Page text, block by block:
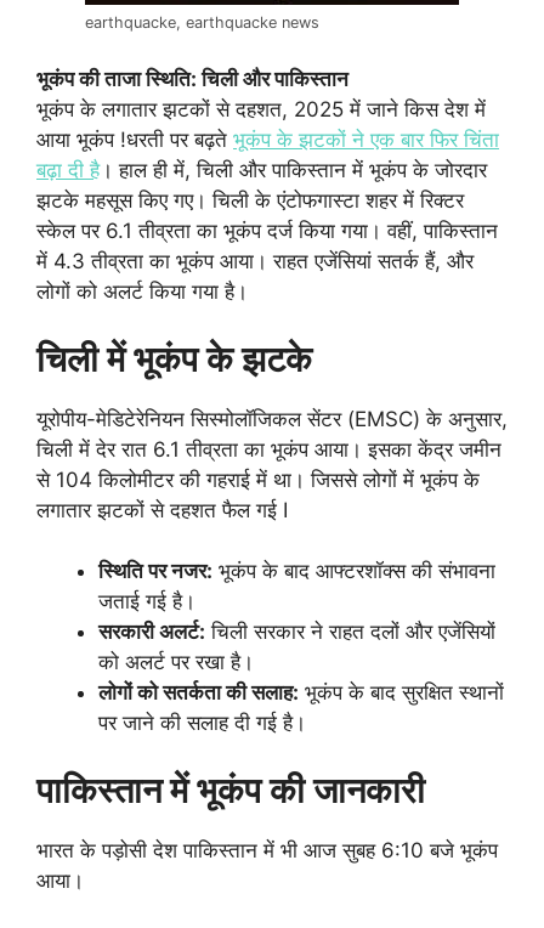
earthquacke, earthquacke news
भूकंप की ताजा स्थिति: चिली और पाकिस्तान
भूकंप के लगातार झटकों से दहशत, 2025 में जाने किस देश में
आया भूकंप !धरती पर बढ़ते भूकंप के झटकों ने एक बार फिर चिंता
बढ़ा दी है। हाल ही में, चिली और पाकिस्तान में भूकंप के जोरदार
झटके महसूस किए गए। चिली के एंटोफगास्टा शहर में रिक्टर
स्केल पर 6.1 तीव्रता का भूकंप दर्ज किया गया। वहीं, पाकिस्तान
में 4.3 तीव्रता का भूकंप आया। राहत एजेंसियां सतर्क हैं, और
लोगों को अलर्ट किया गया है।
चिली में भूकंप के झटके
यूरोपीय-मेडिटेरेनियन सिस्मोलॉजिकल सेंटर (EMSC) के अनुसार,
चिली में देर रात 6.1 तीव्रता का भूकंप आया। इसका केंद्र जमीन
से 104 किलोमीटर की गहराई में था। जिससे लोगों में भूकंप के
लगातार झटकों से दहशत फैल गई I
स्थिति पर नजर: भूकंप के बाद आफ्टरशॉक्स की संभावना
जताई गई है।
सरकारी अलर्ट: चिली सरकार ने राहत दलों और एजेंसियों
को अलर्ट पर रखा है।
लोगों को सतर्कता की सलाह: भूकंप के बाद सुरक्षित स्थानों
पर जाने की सलाह दी गई है।
पाकिस्तान में भूकंप की जानकारी
भारत के पड़ोसी देश पाकिस्तान में भी आज सुबह 6:10 बजे भूकंप
आया।